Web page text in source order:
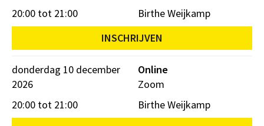
20:00 tot 21:00
Birthe Weijkamp
INSCHRIJVEN
Online
Zoom
donderdag 10 december
2026
20:00 tot 21:00
Birthe Weijkamp